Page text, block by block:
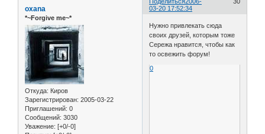
03-20 17:52:34
oxana
*~Forgive me~*
Откуда: Киров
Зарегистрирован: 2005-03-22
Приглашений: 0
Сообщений: 3030
Уважение: [+0/-0]
Нужно привлекать сюда
своих друзей, которым тоже
Сережа нравится, чтобы как
то освежить форум!
0